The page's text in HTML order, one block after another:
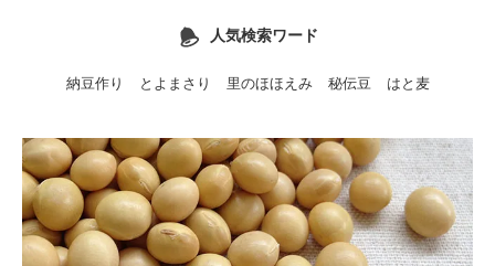
人気検索ワード
納豆作り とよまさり 里のほほえみ 秘伝豆 はと麦